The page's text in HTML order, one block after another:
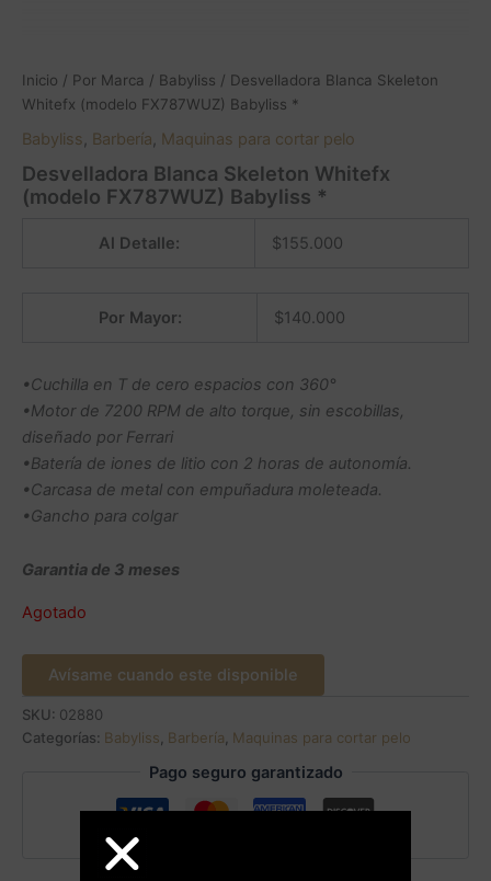
Inicio / Por Marca / Babyliss / Desvelladora Blanca Skeleton
Whitefx (modelo FX787WUZ) Babyliss *
Babyliss, Barbería, Maquinas para cortar pelo
Desvelladora Blanca Skeleton Whitefx
(modelo FX787WUZ) Babyliss *
Al Detalle: $155.000
Por Mayor: $140.000
•Cuchilla en T de cero espacios con 360°
•Motor de 7200 RPM de alto torque, sin escobillas,
diseñado por Ferrari
•Batería de iones de litio con 2 horas de autonomía.
•Carcasa de metal con empuñadura moleteada.
•Gancho para colgar
Garantia de 3 meses
Agotado
Avísame cuando este disponible
SKU: 02880
Categorías: Babyliss Barbería Maquinas para cortar pelo
Pago seguro garantizado